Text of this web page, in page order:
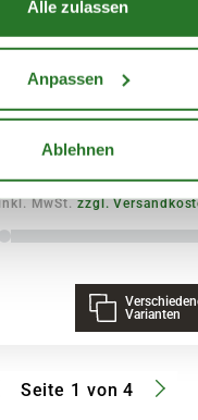
Alle zulassen
Anpassen
Ablehnen
DER LEEDEN
'Herz', grau
MwSt.zzgl.
Varianten
Seite 1 von 4